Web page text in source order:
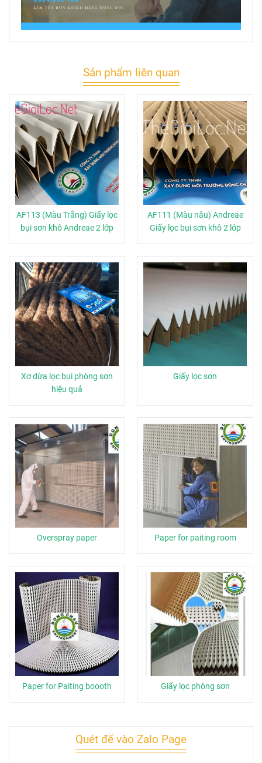
Sản phẩm liên quan
AF113 (Màu Trắng) Giấy lọc
bụi sơn khô Andreae 2 lớp
AF111 (Màu nâu) Andreae
Giấy lọc bụi sơn khô 2 lớp
Xơ dừa lọc bụi phòng sơn
hiệu quả
Giấy lọc sơn
Overspray paper Paper for paiting room
Paper for Paiting boooth Giấy lọc phòng sơn
Quét để vào Zalo Page